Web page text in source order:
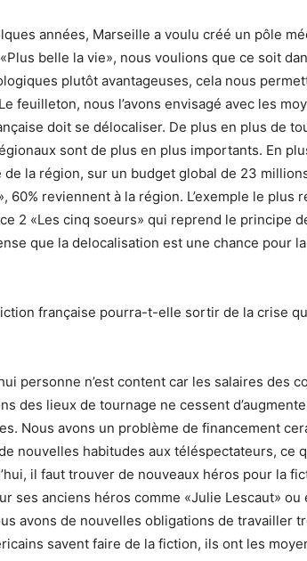
années, Marseille a voulu créé un pôle
belle la vie», nous voulions que ce soit
plutôt avantageuses, cela nous
feuilleton, nous l’avons envisagé avec les
doit se délocaliser. De plus en plus de
sont de plus en plus importants. En
de la région, sur un budget global de 23
60% reviennent à la région. L’exemple le plus
2 «Les cinq soeurs» qui reprend le principe
que la delocalisation est une chance pour
française pourra-t-elle sortir de la crise
personne n’est content car les salaires des
des lieux de tournage ne cessent
Nous avons un problème de financement
nouvelles habitudes aux téléspectateurs, ce
il faut trouver de nouveaux héros pour la
ses anciens héros comme «Julie Lescaut» ou
avons de nouvelles obligations de travailler
savent faire de la fiction, ils ont les